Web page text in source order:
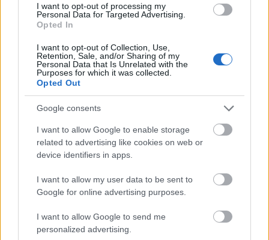
I want to opt-out of processing my
Personal Data for Targeted Advertising.
Opted In
I want to opt-out of Collection, Use,
Retention, Sale, and/or Sharing of my
Personal Data that Is Unrelated with the
Purposes for which it was collected.
Opted Out
Google consents
I want to allow Google to enable storage
related to advertising like cookies on web or
device identifiers in apps.
I want to allow my user data to be sent to
Google for online advertising purposes.
I want to allow Google to send me
personalized advertising.
17 éve
@cuceró: Az Olimpija hogy mindig ki tud fogni ilyen
kapusokat... Úgy tudom ,amikor az Atlanta bekerült
az NHL-be, akkor került át a Wingstől.Minimum
Westlund szintű lesz kb. szerintem. Az Omszkban is
volt egy-két komoly szezonja.Most már a kapus is
ex-NHL-es, és nem 1-2 meccset védett ott sem.
Sityusz
17 éve
@sakic
: +/- Oscar Ackeström:
www.pointstreak.com/stats/pro/teamplayerstats.ht
ml?teamid=92240&seasonid=2976&sortby=pos
Ez a tavalyi Hannoverben..bíztató...